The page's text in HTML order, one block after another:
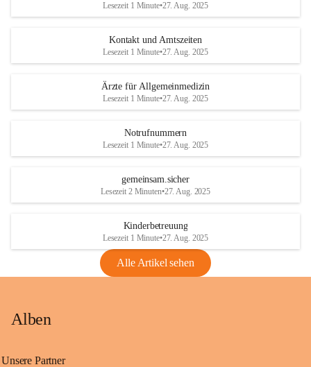
Lesezeit 1 Minute•27. Aug. 2025
Kontakt und Amtszeiten
Lesezeit 1 Minute•27. Aug. 2025
Ärzte für Allgemeinmedizin
Lesezeit 1 Minute•27. Aug. 2025
Notrufnummern
Lesezeit 1 Minute•27. Aug. 2025
gemeinsam.sicher
Lesezeit 2 Minuten•27. Aug. 2025
Kinderbetreuung
Lesezeit 1 Minute•27. Aug. 2025
Alle Artikel sehen
Alben
Unsere Partner